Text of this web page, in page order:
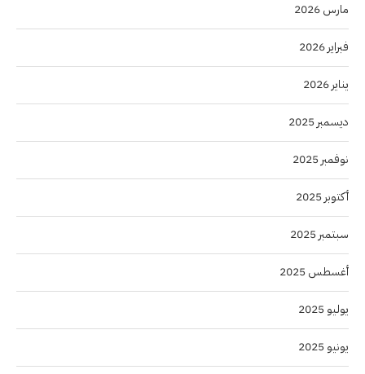
مارس 2026
فبراير 2026
يناير 2026
ديسمبر 2025
نوفمبر 2025
أكتوبر 2025
سبتمبر 2025
أغسطس 2025
يوليو 2025
يونيو 2025